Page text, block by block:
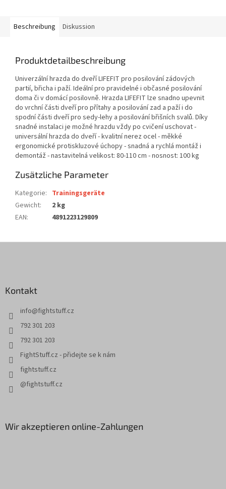
Beschreibung Diskussion
Produktdetailbeschreibung
Univerzální hrazda do dveří LIFEFIT pro posilování zádových
partií, břicha i paží. Ideální pro pravidelné i občasné posilování
doma či v domácí posilovně. Hrazda LIFEFIT lze snadno upevnit
do vrchní části dveří pro přítahy a posilování zad a paží i do
spodní části dveří pro sedy-lehy a posilování břišních svalů. Díky
snadné instalaci je možné hrazdu vždy po cvičení uschovat -
universální hrazda do dveří - kvalitní nerez ocel - měkké
ergonomické protiskluzové úchopy - snadná a rychlá montáž i
demontáž - nastavitelná velikost: 80-110 cm - nosnost: 100 kg
Zusätzliche Parameter
Kategorie: Trainingsgeräte
Gewicht:
2 kg
EAN: 4891223129809
Kontakt
info@fightstuff.cz
792 301 203
792 301 203
FightStuff.cz - přidejte se k nám
fightstuff.cz
@fightstuff.cz
Wir akzeptieren online-Zahlungen